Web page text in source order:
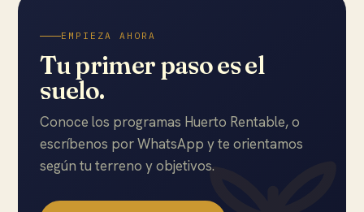
EMPIEZA AHORA
Tu primer paso es el
suelo.
Conoce los programas Huerto Rentable, o
escríbenos por WhatsApp y te orientamos
según tu terreno y objetivos.